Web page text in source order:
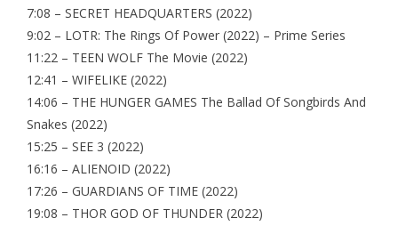
7:08 – SECRET HEADQUARTERS (2022)
9:02 – LOTR: The Rings Of Power (2022) – Prime Series
11:22 – TEEN WOLF The Movie (2022)
12:41 – WIFELIKE (2022)
14:06 – THE HUNGER GAMES The Ballad Of Songbirds And
Snakes (2022)
15:25 – SEE 3 (2022)
16:16 – ALIENOID (2022)
17:26 – GUARDIANS OF TIME (2022)
19:08 – THOR GOD OF THUNDER (2022)